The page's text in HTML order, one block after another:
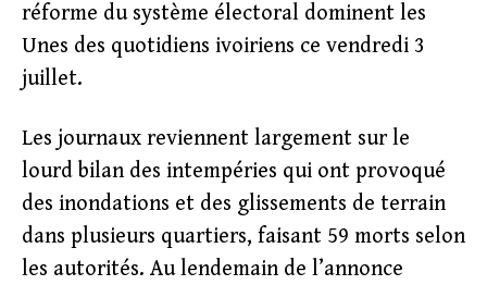
réforme du système électoral dominent les
Unes des quotidiens ivoiriens ce vendredi 3
juillet.
Les journaux reviennent largement sur le
lourd bilan des intempéries qui ont provoqué
des inondations et des glissements de terrain
dans plusieurs quartiers, faisant 59 morts selon
les autorités. Au lendemain de l’annonce